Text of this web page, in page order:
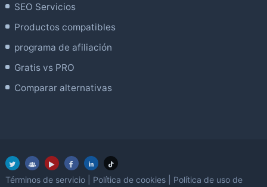
SEO Servicios
Productos compatibles
programa de afiliación
Gratis vs PRO
Comparar alternativas
Términos de servicio Política de cookies Política de uso de